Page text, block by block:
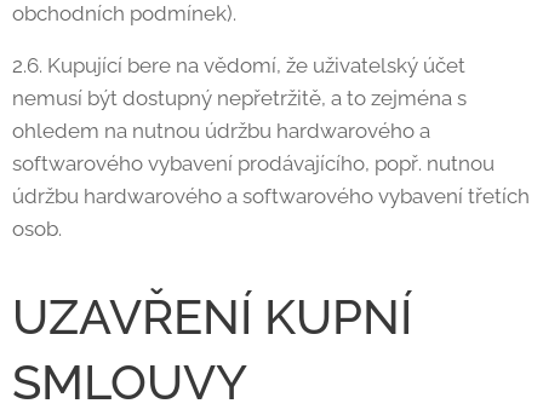
obchodních podmínek).
2.6. Kupující bere na vědomí, že uživatelský účet
nemusí být dostupný nepřetržitě, a to zejména s
ohledem na nutnou údržbu hardwarového a
softwarového vybavení prodávajícího, popř. nutnou
údržbu hardwarového a softwarového vybavení třetích
osob.
UZAVŘENÍ KUPNÍ
SMLOUVY